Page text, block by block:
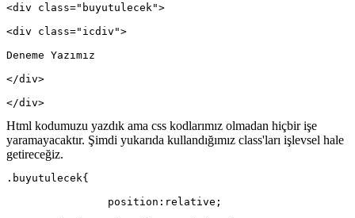
<div class="buyutulecek">
<div class="icdiv">
Deneme Yazımız
</div>
</div>
Html kodumuzu yazdık ama css kodlarımız olmadan hiçbir işe
yaramayacaktır. Şimdi yukarıda kullandığımız class'ları işlevsel hale
getireceğiz.
.buyutulecek{
		position:relative;